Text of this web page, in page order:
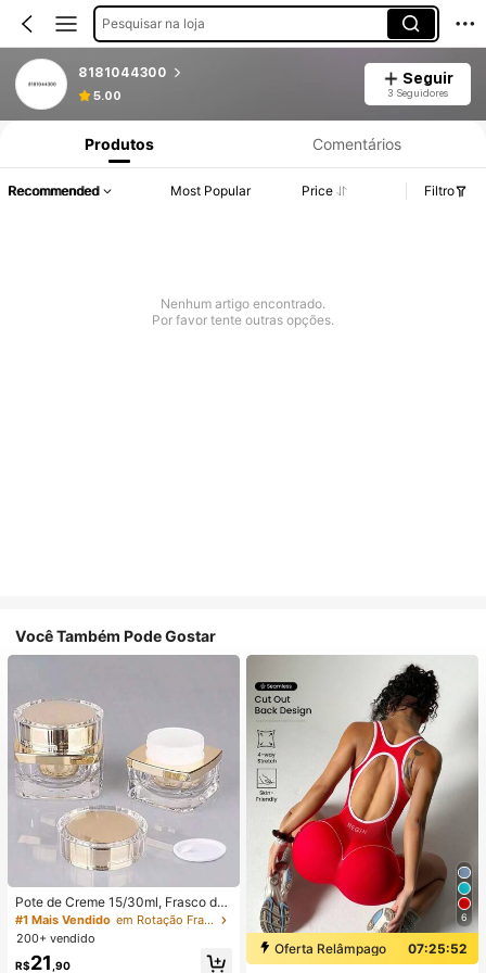
Pesquisar na loja
8181044300
5.00
Seguir
3 Seguidores
Produtos Comentários
Recommended Most Popular Price Filtro
Nenhum artigo encontrado.
Por favor tente outras opções.
Você Também Pode Gostar
Pote de Creme 15/30ml, Frasco de
Creme Facial, Frasco de Creme par
a os Olhos, Embalagem Cosmética
de Acrílico de Alta Qualidade, Frasc
o Dispensador
#1 Mais Vendido
em Rotação Frascos de spray
200+ vendido
R$21 ,90
6
Oferta Relâmpago
07:25:52